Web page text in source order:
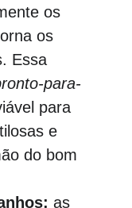
os
os
Essa
para-
para
e
do bom
as